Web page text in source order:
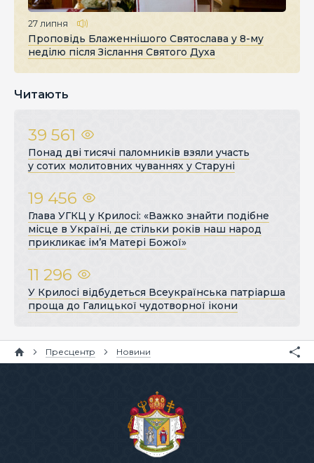
27 липня
Проповідь Блаженнішого Святослава у 8-му
неділю після Зіслання Святого Духа
Читають
39 561
Понад дві тисячі паломників взяли участь
у сотих молитовних чуваннях у Старуні
19 456
Глава УГКЦ у Крилосі: «Важко знайти подібне
місце в Україні, де стільки років наш народ
прикликає ім’я Матері Божої»
11 296
У Крилосі відбудеться Всеукраїнська патріарша
проща до Галицької чудотворної ікони
Пресцентр Новини